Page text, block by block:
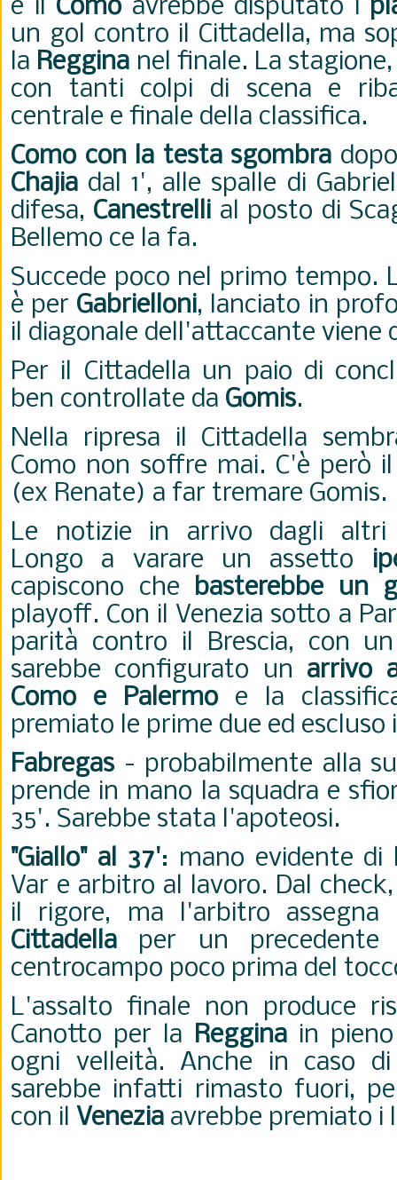
e il Comoavrebbe disputato i
un gol contro il Cittadella, ma
la Reggina nel finale. La
con tanti colpi di scena e
centrale e finale della classifica.
Como con la testa sgombra
Chajia dal 1', alle spalle di
difesa, Canestrelli al posto di
Bellemo ce la fa.
Succede poco nel primo tempo.
è per Gabrielloni, lanciato in
il diagonale dell'attaccante viene
Per il Cittadella un paio di
ben controllate da Gomis.
Nella ripresa il Cittadella
Como non soffre mai. C'è però
(ex Renate) a far tremare Gomis.
Le notizie in arrivo dagli altri
Longo a varare un assetto
capiscono che basterebbe un
playoff. Con il Venezia sotto a
parità contro il Brescia, con
sarebbe configurato un arrivo
Como e Palermoe la
premiato le prime due ed escluso
Fabregas - probabilmente alla
prende in mano la squadra e
35'. Sarebbe stata l'apoteosi.
"Giallo" al 37': mano evidente di
Var e arbitro al lavoro. Dal
il rigore, ma l'arbitro
Cittadella per un
centrocampo poco prima del
L'assalto finale non produce
Canotto per la Reggina in
ogni velleità. Anche in caso
sarebbe infatti rimasto fuori,
con il Venezia avrebbe premiato